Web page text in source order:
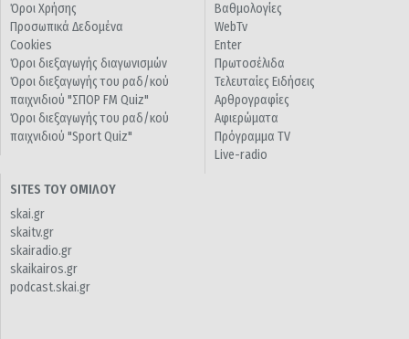
Όροι Χρήσης
Προσωπικά Δεδομένα
Cookies
Όροι διεξαγωγής διαγωνισμών
Όροι διεξαγωγής του ραδ/κού
παιχνιδιού "ΣΠΟΡ FM Quiz"
Όροι διεξαγωγής του ραδ/κού
παιχνιδιού "Sport Quiz"
Βαθμολογίες
WebTv
Enter
Πρωτοσέλιδα
Τελευταίες Ειδήσεις
Αρθρογραφίες
Αφιερώματα
Πρόγραμμα TV
Live-radio
SITES ΤΟΥ ΟΜΙΛΟΥ
skai.gr
skaitv.gr
skairadio.gr
skaikairos.gr
podcast.skai.gr